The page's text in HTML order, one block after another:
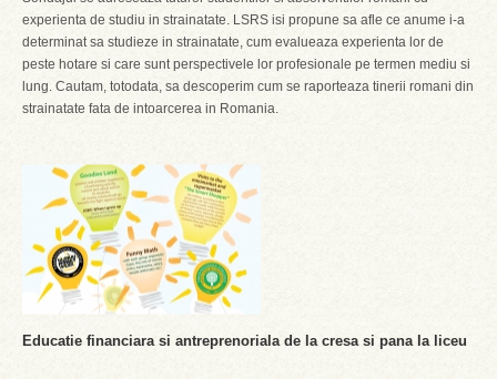
experienta de studiu in strainatate. LSRS isi propune sa afle ce anume i-a
determinat sa studieze in strainatate, cum evalueaza experienta lor de
peste hotare si care sunt perspectivele lor profesionale pe termen mediu si
lung. Cautam, totodata, sa descoperim cum se raporteaza tinerii romani din
strainatate fata de intoarcerea in Romania.
Educatie financiara si antreprenoriala de la cresa si pana la liceu